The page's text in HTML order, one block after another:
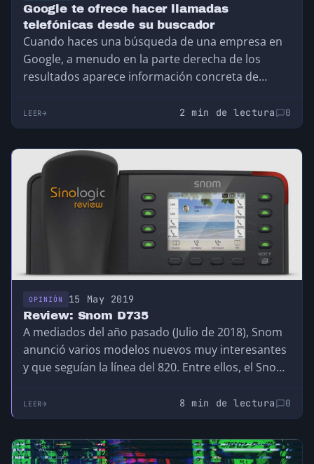
Google te ofrece hacer llamadas
telefónicas desde su buscador
Cuando haces una búsqueda de una empresa en
Google, a menudo en la parte derecha de los
resultados aparece información concreta de…
LEER 2 min de lectura 0
OPINIÓN 15 May 2019
Review: Snom D735
A mediados del año pasado (Julio de 2018), Snom
anunció varios modelos nuevos muy interesantes
y que seguían la línea del 820. Entre ellos, el Snom
ventaja de tener un precio de un teléfono de gama
media (el precio suele rondar los 100€) pero con
características de gama alta y 3 años de garantía
(muchas marcas suelen tener 1 año de garantía,
LEER 8 min de lectura 0